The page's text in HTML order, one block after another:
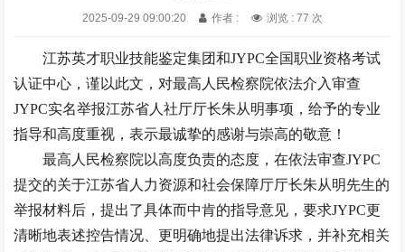
2025-09-29 09:00:20 作者 : 浏览 : 77 次
江苏英才职业技能鉴定集团和JYPC全国职业资格考试
认证中心，谨以此文，对最高人民检察院依法介入审查
JYPC实名举报江苏省人社厅厅长朱从明事项，给予的专业
指导和高度重视，表示最诚挚的感谢与崇高的敬意！
最高人民检察院以高度负责的态度，在依法审查JYPC
提交的关于江苏省人力资源和社会保障厅厅长朱从明先生的
举报材料后，提出了具体而中肯的指导意见，要求JYPC更
清晰地表述控告情况、更明确地提出法律诉求，并补充相关